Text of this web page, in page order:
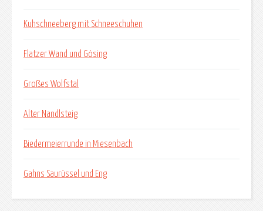
Kuhschneeberg mit Schneeschuhen
Flatzer Wand und Gösing
Großes Wolfstal
Alter Nandlsteig
Biedermeierrunde in Miesenbach
Gahns Saurüssel und Eng